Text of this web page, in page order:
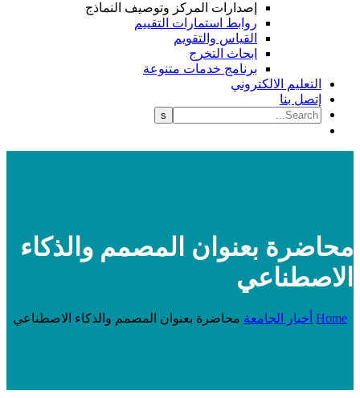
إصدارات المركز وتوصيف النماذج
روابط استمارات التقييم
القياس والتقويم
ابحاث التخرج
برنامج خدمات متنوعة
التعليم الالكتروني
إتصل بنا
محاضرة بعنوان المصمم والذكاء
الاصطناعي
Home أخبار الجامعة محاضرة بعنوان المصمم والذكاء الاصطناعي